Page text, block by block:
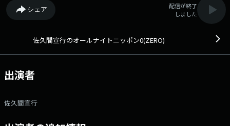
シェア
配信が終了
しました
佐久間宣行のオールナイトニッポン0(ZERO)
出演者
佐久間宣行